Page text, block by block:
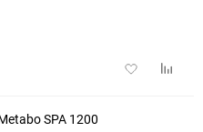
Добавить
SPA 1200